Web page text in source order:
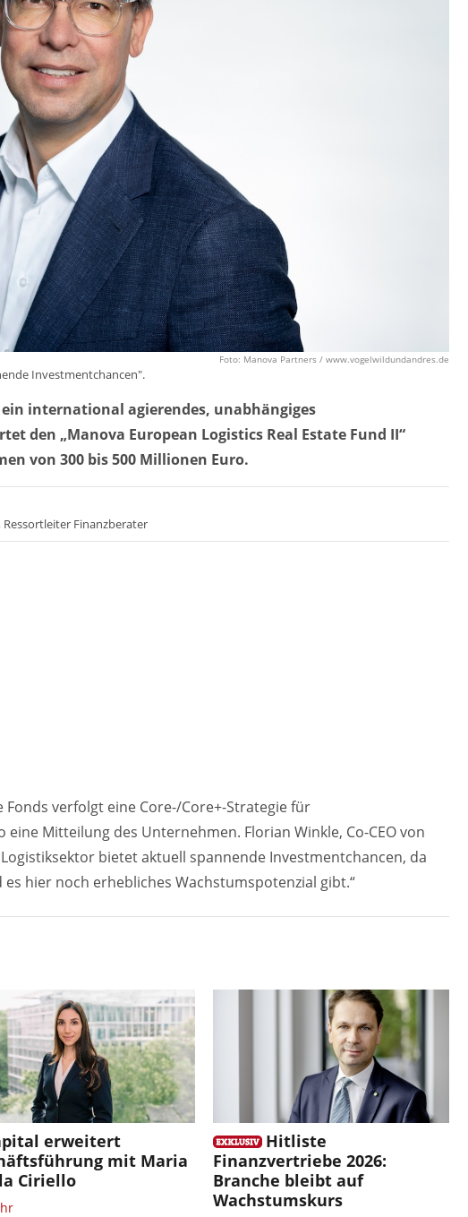
Foto: Manova Partners / www.vogelwildundandres.de
Investmentchancen".
international agierendes, unabhängiges
den „Manova European Logistics Real Estate Fund II“
von 300 bis 500 Millionen Euro.
Finanzberater
verfolgt eine Core-/Core+-Strategie für
Mitteilung des Unternehmen. Florian Winkle, Co-CEO von
bietet aktuell spannende Investmentchancen, da
hier noch erhebliches Wachstumspotenzial gibt.“
erweitert
mit Maria
Ciriello
Hitliste
Finanzvertriebe 2026:
Branche bleibt auf
Wachstumskurs